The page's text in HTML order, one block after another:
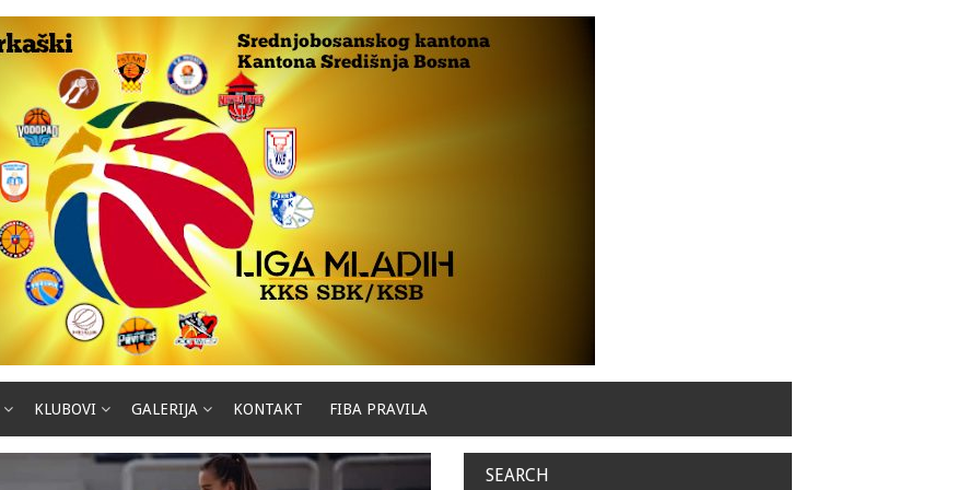
KLUBOVI GALERIJA KONTAKT FIBA PRAVILA
SEARCH